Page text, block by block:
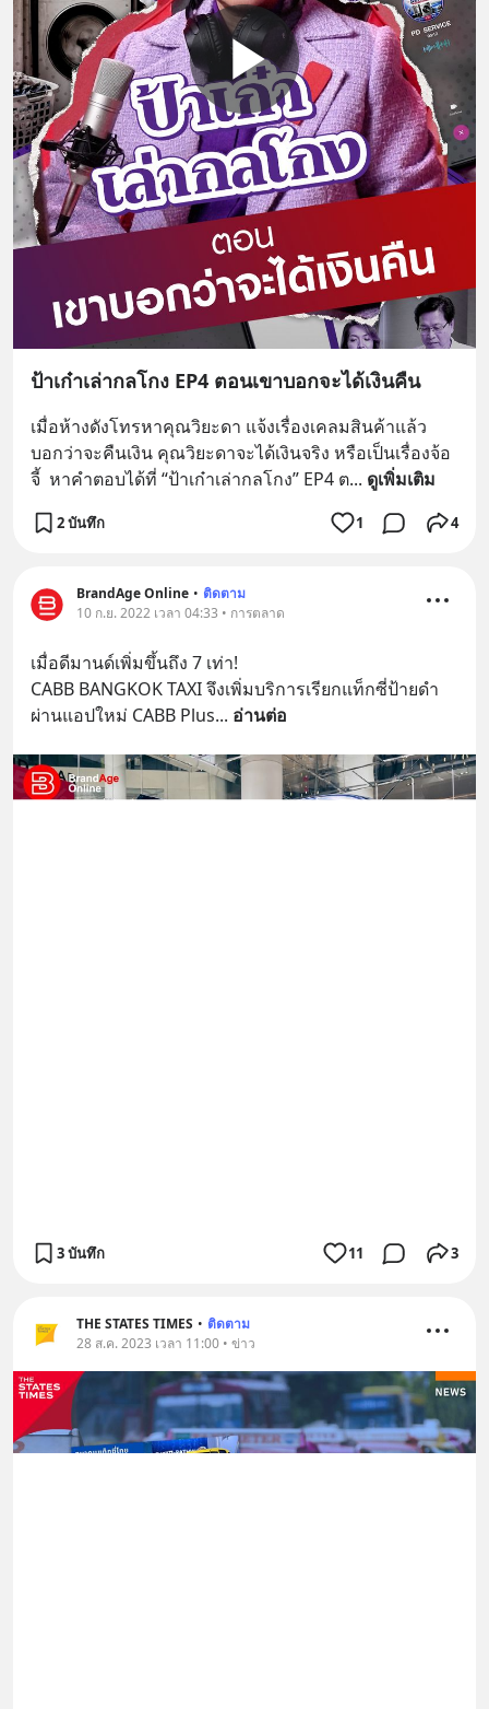
ป้าเก๋าเล่ากลโกง EP4 ตอนเขาบอกจะได้เงินคืน
เมื่อห้างดังโทรหาคุณวิยะดา แจ้งเรื่องเคลมสินค้าแล้ว
บอกว่าจะคืนเงิน คุณวิยะดาจะได้เงินจริง หรือเป็นเรื่องจ้อ
จี้  หาคำตอบได้ที่ “ป้าเก๋าเล่ากลโกง” EP4 ต... ดูเพิ่มเติม
2 บันทึก 1 4
BrandAge Online • ติดตาม
10 ก.ย. 2022 เวลา 04:33 • การตลาด
เมื่อดีมานด์เพิ่มขึ้นถึง 7 เท่า!
CABB BANGKOK TAXI จึงเพิ่มบริการเรียกแท็กซี่ป้ายดำ
ผ่านแอปใหม่ CABB Plus... อ่านต่อ
3 บันทึก 11 3
THE STATES TIMES • ติดตาม
28 ส.ค. 2023 เวลา 11:00 • ข่าว